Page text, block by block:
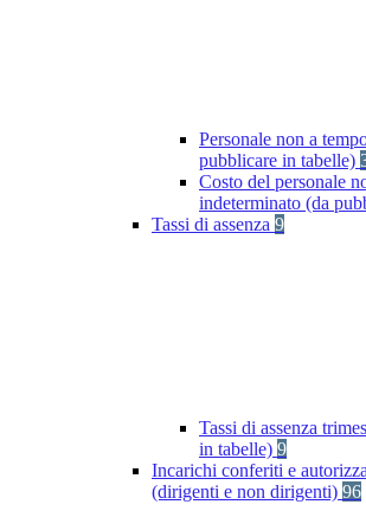
Personale non a
pubblicare in tabelle)
Costo del personale
indeterminato (da
Tassi di assenza 9
Tassi di assenza
in tabelle) 9
Incarichi conferiti e
(dirigenti e non dirigenti) 96